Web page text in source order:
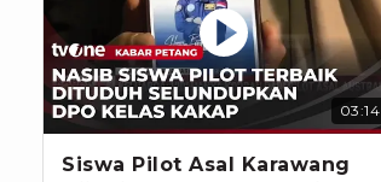
03:14
Siswa Pilot Asal Karawang